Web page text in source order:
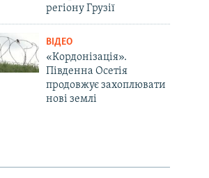
регіону Грузії
ВІДЕО
«Кордонізація».
Південна Осетія
продовжує захоплювати
нові землі